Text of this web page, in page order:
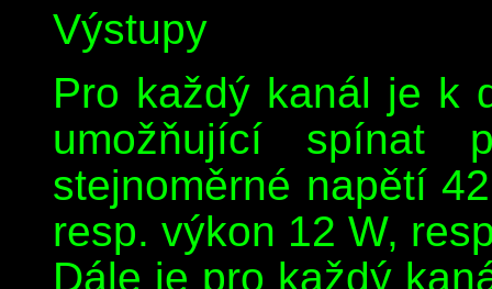
Výstupy
Pro každý kanál je k
umožňující spínat
stejnoměrné napětí
resp. výkon 12 W,
Dále je pro každý